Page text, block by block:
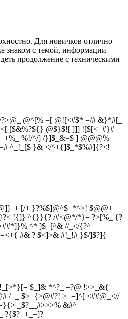
Для новичков отлично
знаком с темой, информации
продолжение с техническими
@^[% =[ @![<#$* =/# &}*#[_
[$&%?${} @$}$![ ]]] ![$[<+#}#
%!/^/] /}]$_&=$ ] @@@%
^_!_[$ }& </^+{]$_*$%#]{?<!
[/+ }?%$]@^$+*^>! $@@+
!{]} ^{}}{? /#<@*/*}= ?>[%_ {?
^* ]$+[^& //_</{?^
#& ? $<]>& #!_!# }$/]$?]{
$_]& *^?_ =?@ !>>_&{
/+_ $>+{>@#?! >+=]^[ <##@_<//
_$?__#>>>% &#^
?{$?++_=]?